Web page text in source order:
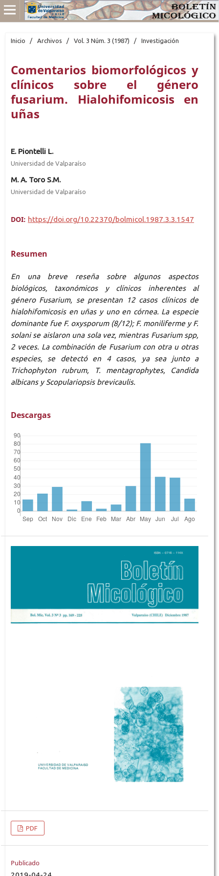
Inicio / Archivos / Vol. 3 Núm. 3 (1987) / Investigación
Comentarios biomorfológicos y
clínicos sobre el género
fusarium. Hialohifomicosis en
uñas
E. Piontelli L.
Universidad de Valparaíso
M. A. Toro S.M.
Universidad de Valparaíso
DOI: https://doi.org/10.22370/bolmicol.1987.3.3.1547
Resumen
En una breve reseña sobre algunos aspectos
biológicos, taxonómicos y clínicos inherentes al
género Fusarium, se presentan 12 casos clínicos de
hialohifomicosis en uñas y uno en córnea. La especie
dominante fue F. oxysporum (8/12); F. moniliferme y F.
solani se aislaron una sola vez, mientras Fusarium spp,
2 veces. La combinación de Fusarium con otra u otras
especies, se detectó en 4 casos, ya sea junto a
Trichophyton rubrum, T. mentagrophytes, Candida
albicans y Scopulariopsis brevicaulis.
Descargas
PDF
Publicado